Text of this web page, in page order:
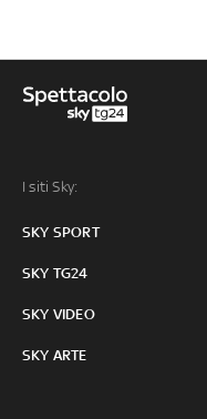
I siti Sky:
SKY SPORT
SKY TG24
SKY VIDEO
SKY ARTE